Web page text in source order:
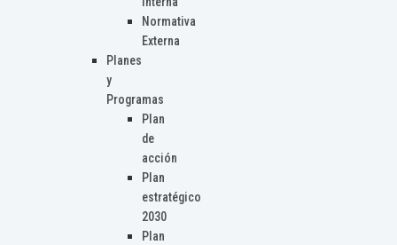
Normativa
Externa
Planes
y
Programas
Plan
de
acción
Plan
estratégico
2030
Plan